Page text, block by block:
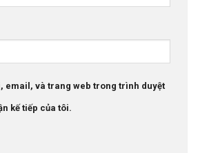
email, và trang web trong trình duyệt
kế tiếp của tôi.